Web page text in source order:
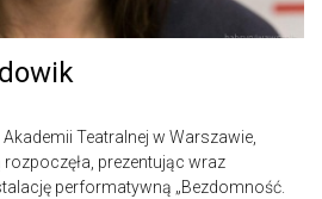
Teatralnej w Warszawie,
prezentując wraz
performatywną „Bezdomność.